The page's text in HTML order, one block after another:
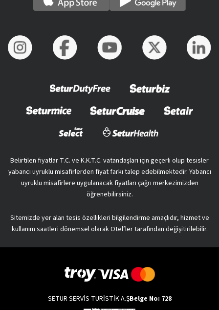
Belirtilen fiyatlar T.C. ve K.K.T.C. vatandaşları için geçerli olup tesisler
yabancı uyruklu misafirlerden fiyat farkı talep edebilmektedir. Yabancı
uyruklu misafirlere uygulanacak fiyatları çağrı merkezimizden
öğrenebilirsiniz.
Sitemizde yer alan tesis özellikleri bilgilendirme amaçlıdır, hizmet ve
kullanım saatleri dönemsel olarak Otel’ler tarafından değişitirilebilir.
SETUR SERVİS TURİSTİK A.ŞBelge No: 728